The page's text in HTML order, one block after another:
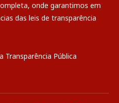
onde garantimos em
das leis de transparência
Transparência Pública